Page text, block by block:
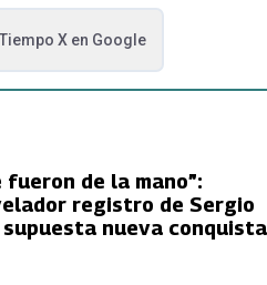
Tiempo Xen Google
fueron de la mano”:
registro de Sergio
nueva conquista